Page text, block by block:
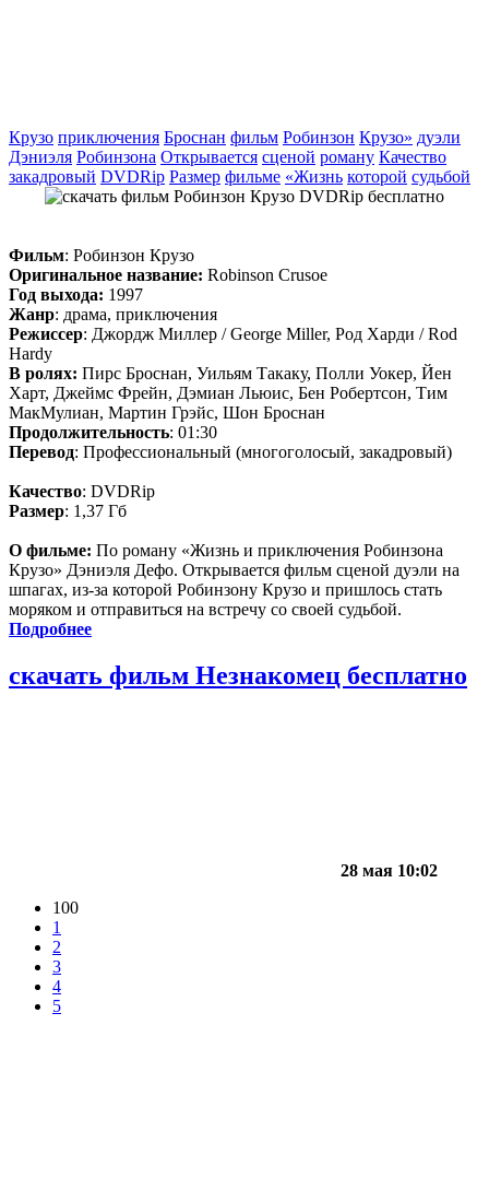
Крузо приключения Броснан фильм Робинзон Крузо» дуэли
Дэниэля Робинзона Открывается сценой роману Качество
закадровый DVDRip Размер фильме «Жизнь которой судьбой
Фильм: Робинзон Крузо
Оригинальное название: Robinson Crusoe
Год выхода: 1997
Жанр: драма, приключения
Режиссер: Джордж Миллер / George Miller, Род Харди / Rod
Hardy
В ролях: Пирс Броснан, Уильям Такаку, Полли Уокер, Йен
Харт, Джеймс Фрейн, Дэмиан Льюис, Бен Робертсон, Тим
МакМулиан, Мартин Грэйс, Шон Броснан
Продолжительность: 01:30
Перевод: Профессиональный (многоголосый, закадровый)
Качество: DVDRip
Размер: 1,37 Гб
О фильме: По роману «Жизнь и приключения Робинзона
Крузо» Дэниэля Дефо. Открывается фильм сценой дуэли на
шпагах, из-за которой Робинзону Крузо и пришлось стать
моряком и отправиться на встречу со своей судьбой.
Подробнее
скачать фильм Незнакомец бесплатно
28 мая 10:02
100
1
2
3
4
5